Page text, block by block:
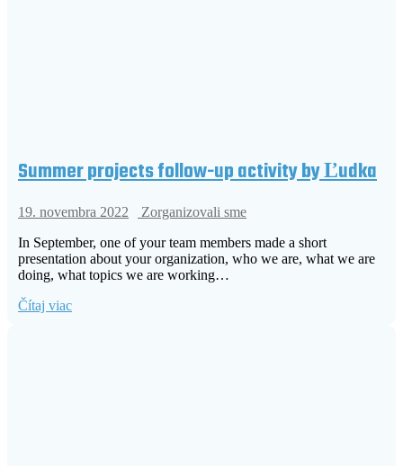
Summer projects follow-up activity by Ľudka
19. novembra 2022
Zorganizovali sme
In September, one of your team members made a short
presentation about your organization, who we are, what we are
doing, what topics we are working…
Čítaj viac